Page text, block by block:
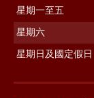
星期一至五
星期六
星期日及國定假日